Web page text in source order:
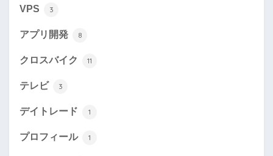
VPS 3
アプリ開発 8
クロスバイク 11
テレビ 3
デイトレード 1
プロフィール 1